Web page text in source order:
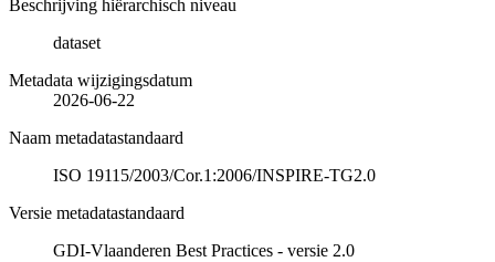
Beschrijving hiërarchisch niveau
dataset
Metadata wijzigingsdatum
2026-06-22
Naam metadatastandaard
ISO 19115/2003/Cor.1:2006/INSPIRE-TG2.0
Versie metadatastandaard
GDI-Vlaanderen Best Practices - versie 2.0